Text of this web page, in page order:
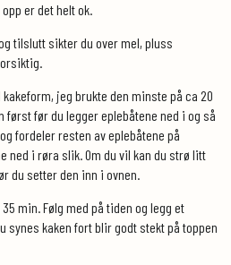
er det helt ok.
tilslutt sikter du over mel, pluss
jeg brukte den minste på ca 20
først før du legger eplebåtene ned i og så
fordeler resten av eplebåtene på
ned i røra slik. Om du vil kan du strø litt
du setter den inn i ovnen.
min. Følg med på tiden og legg et
synes kaken fort blir godt stekt på toppen